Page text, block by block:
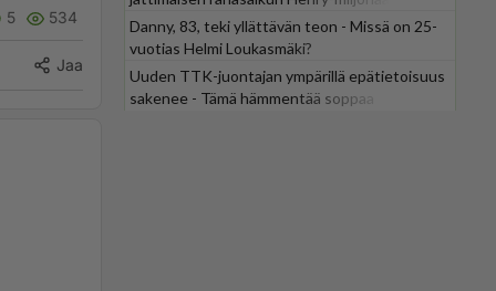
5 534
Jaa
Danny, 83, teki yllättävän teon - Missä on 25-
vuotias Helmi Loukasmäki?
Uuden TTK-juontajan ympärillä epätietoisuus
sakenee - Tämä hämmentää soppaa